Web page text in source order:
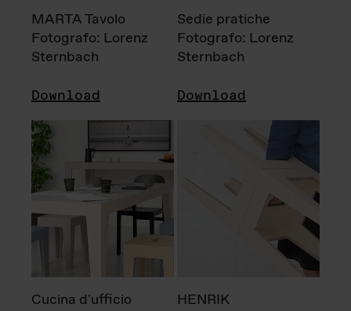
MARTA Tavolo
Fotografo: Lorenz
Sternbach
Download
Sedie pratiche
Fotografo: Lorenz
Sternbach
Download
Cucina d'ufficio
HENRIK